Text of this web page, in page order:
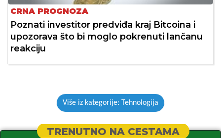
CRNA PROGNOZA
Poznati investitor predviđa kraj Bitcoina i
upozorava što bi moglo pokrenuti lančanu
reakciju
Više iz kategorije: Tehnologija
TRENUTNO NA CESTAMA